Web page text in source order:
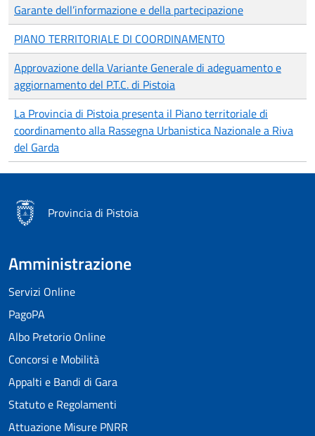
Garante dell’informazione e della partecipazione
PIANO TERRITORIALE DI COORDINAMENTO
Approvazione della Variante Generale di adeguamento e
aggiornamento del P.T.C. di Pistoia
La Provincia di Pistoia presenta il Piano territoriale di
coordinamento alla Rassegna Urbanistica Nazionale a Riva
del Garda
Provincia di Pistoia
Amministrazione
Servizi Online
PagoPA
Albo Pretorio Online
Concorsi e Mobilità
Appalti e Bandi di Gara
Statuto e Regolamenti
Attuazione Misure PNRR